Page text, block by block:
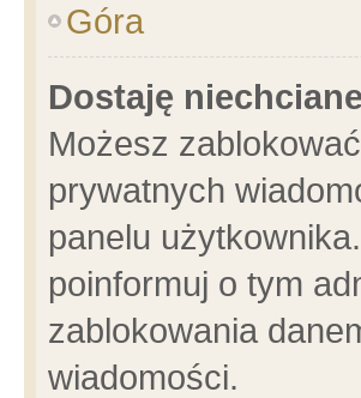
Góra
Dostaję
Możesz
prywatnych
panelu
poinformuj o tym
zablokowania
wiadomości.